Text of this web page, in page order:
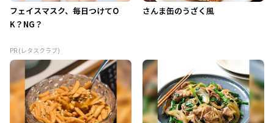
フェイスマスク、毎日つけてO
K？NG？
PR (レタスクラブ)
さんま缶のうざく風